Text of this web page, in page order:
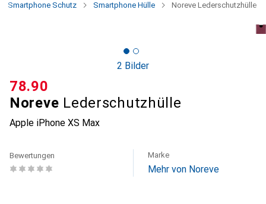
Smartphone Schutz Smartphone Hülle Noreve Lederschutzhülle
2 Bilder
Noreve Lederschutzhülle
Apple iPhone XS Max
CHF
78.90
Bewertungen Marke
Mehr von Noreve